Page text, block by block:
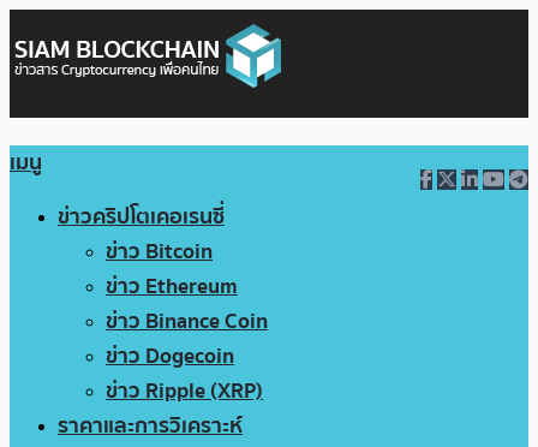
เมนู
ข่าวคริปโตเคอเรนซี่
ข่าว Bitcoin
ข่าว Ethereum
ข่าว Binance Coin
ข่าว Dogecoin
ข่าว Ripple (XRP)
ราคาและการวิเคราะห์